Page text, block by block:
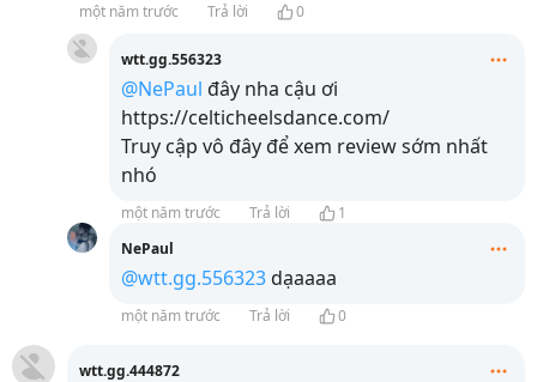
một năm trước Trả lời 0
wtt.gg.556323
@NePaul đây nha cậu ơi
https://celticheelsdance.com/
Truy cập vô đây để xem review sớm nhất
nhó
một năm trước Trả lời
1
NePaul
@wtt.gg.556323dạaaaa
một năm trước Trả lời 0
wtt.gg.444872